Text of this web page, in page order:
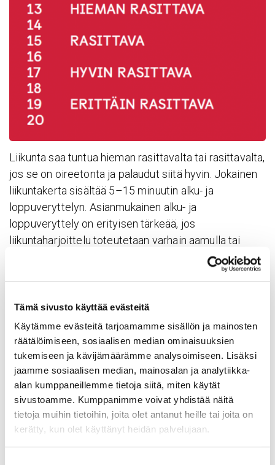
Tämä sivusto käyttää evästeitä
Käytämme evästeitä tarjoamamme sisällön ja mainosten
räätälöimiseen, sosiaalisen median ominaisuuksien
tukemiseen ja kävijämäärämme analysoimiseen. Lisäksi
jaamme sosiaalisen median, mainosalan ja analytiikka-
alan kumppaneillemme tietoja siitä, miten käytät
sivustoamme. Kumppanimme voivat yhdistää näitä
tietoja muihin tietoihin, joita olet antanut heille tai joita on
kerätty, kun olet käyttänyt heidän palvelujaan.
Liikunta saa tuntua hieman rasittavalta tai rasittavalta,
jos se on oireetonta ja palaudut siitä hyvin. Jokainen
liikuntakerta sisältää 5–15 minuutin alku- ja
loppuveryttelyn. Asianmukainen alku- ja
loppuveryttely on erityisen tärkeää, jos
liikuntaharjoittelu toteutetaan varhain aamulla tai
Lisää liikunnan määrää ja kuormittavuutta vähitellen –
terveyshyötyjä. Pidä noin tunnin tauko lääkkeen oton
tai aterian jälkeen ennen kuntoliikuntaa. Kevennä
liikuntaa kovassa tuulessa, pakkasessa ja helteessä.
Vältä rasitusta, jos olet sairas, huonovointinen tai
leposykkeesi on paljon normaalia korkeampi.